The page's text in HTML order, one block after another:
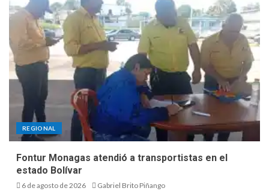
REGIONAL
Fontur Monagas atendió a transportistas en el
estado Bolívar
6 de agosto de 2026 Gabriel Brito Piñango